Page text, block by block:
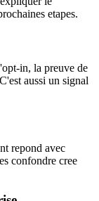
etapes.
in, la preuve de
aussi un signal
repond avec
confondre cree